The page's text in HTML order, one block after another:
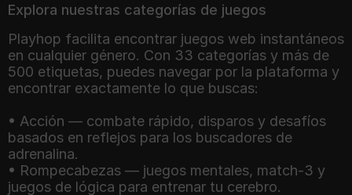
Explora nuestras categorías de juegos
Playhop facilita encontrar juegos web instantáneos
en cualquier género. Con 33 categorías y más de
500 etiquetas, puedes navegar por la plataforma y
encontrar exactamente lo que buscas:
• Acción — combate rápido, disparos y desafíos
basados en reflejos para los buscadores de
adrenalina.
• Rompecabezas — juegos mentales, match-3 y
juegos de lógica para entrenar tu cerebro.